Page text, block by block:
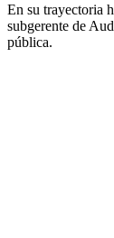
En su trayectoria
subgerente de
pública.